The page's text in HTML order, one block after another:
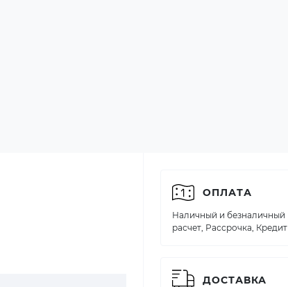
ОПЛАТА
Наличный и безналичный
расчет, Рассрочка, Кредит
ДОСТАВКА